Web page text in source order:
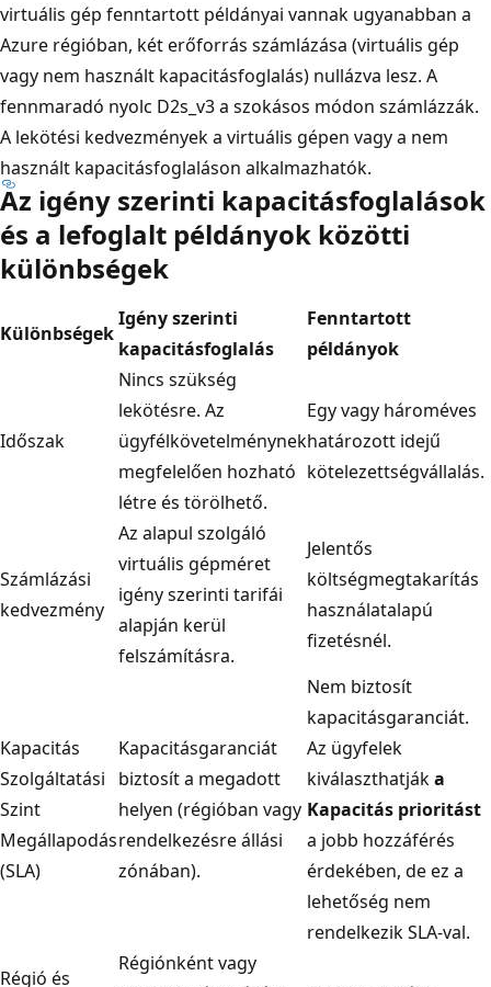
virtuális gép fenntartott példányai vannak ugyanabban a
Azure régióban, két erőforrás számlázása (virtuális gép
vagy nem használt kapacitásfoglalás) nullázva lesz. A
fennmaradó nyolc D2s_v3 a szokásos módon számlázzák.
A lekötési kedvezmények a virtuális gépen vagy a nem
használt kapacitásfoglaláson alkalmazhatók.
Az igény szerinti kapacitásfoglalások
és a lefoglalt példányok közötti
különbségek
Különbségek
Igény szerinti
kapacitásfoglalás
Fenntartott
példányok
Időszak
Nincs szükség
lekötésre. Az
ügyfélkövetelménynek
megfelelően hozható
létre és törölhető.
Egy vagy hároméves
határozott idejű
kötelezettségvállalás.
Számlázási
kedvezmény
Az alapul szolgáló
virtuális gépméret
igény szerinti tarifái
alapján kerül
felszámításra.
Jelentős
költségmegtakarítás
használatalapú
fizetésnél.
Kapacitás
Szolgáltatási
Szint
Megállapodás
(SLA)
Kapacitásgaranciát
biztosít a megadott
helyen (régióban vagy
rendelkezésre állási
zónában).
Nem biztosít
kapacitásgaranciát.
Az ügyfelek
kiválaszthatjáka
Kapacitás prioritást
a jobb hozzáférés
érdekében, de ez a
lehetőség nem
rendelkezik SLA-val.
Régió és
Régiónként vagy